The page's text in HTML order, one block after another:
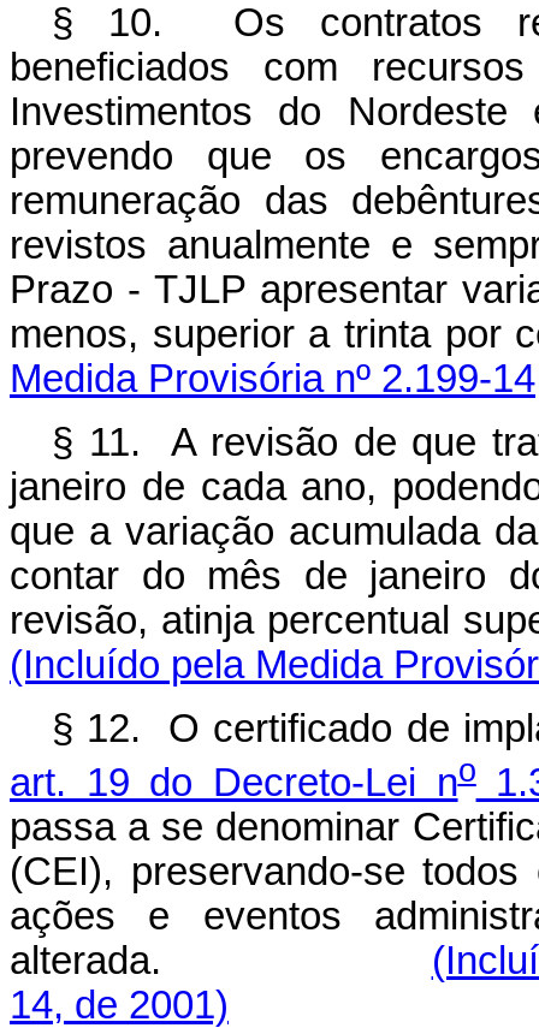
§ 10. Os contratos
beneficiados com
Investimentos do
prevendo que os
remuneração das
revistos anualmente e
Prazo - TJLP apresentar
menos, superior a
Medida Provisória nº 2.199-
§ 11. A revisão de que
janeiro de cada ano,
que a variação acumulada
contar do mês de janeiro
revisão, atinja
(Incluído pela Medida
§ 12. O certificado de
art. 19 do Decreto-Lei no
passa a se denominar
(CEI), preservando-se
ações e eventos
alterada.
14, de 2001)